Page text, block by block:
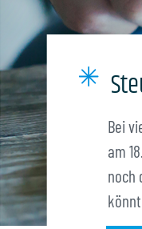
Portalzugang
Info-Center
Bei
am
noch